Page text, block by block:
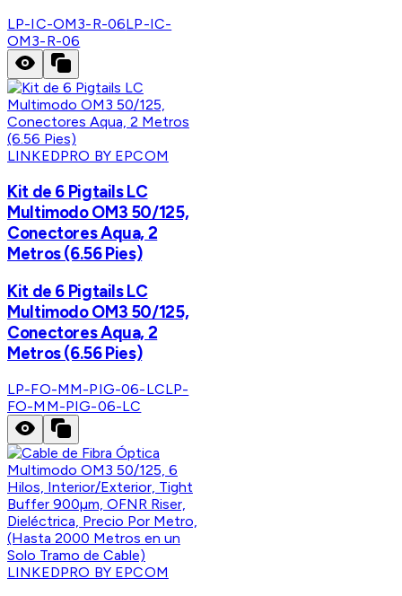
LP-IC-OM3-R-06LP-IC-
OM3-R-06
LINKEDPRO BY EPCOM
Kit de 6 Pigtails LC
Multimodo OM3 50/125,
Conectores Aqua, 2
Metros (6.56 Pies)
Kit de 6 Pigtails LC
Multimodo OM3 50/125,
Conectores Aqua, 2
Metros (6.56 Pies)
LP-FO-MM-PIG-06-LCLP-
FO-MM-PIG-06-LC
LINKEDPRO BY EPCOM